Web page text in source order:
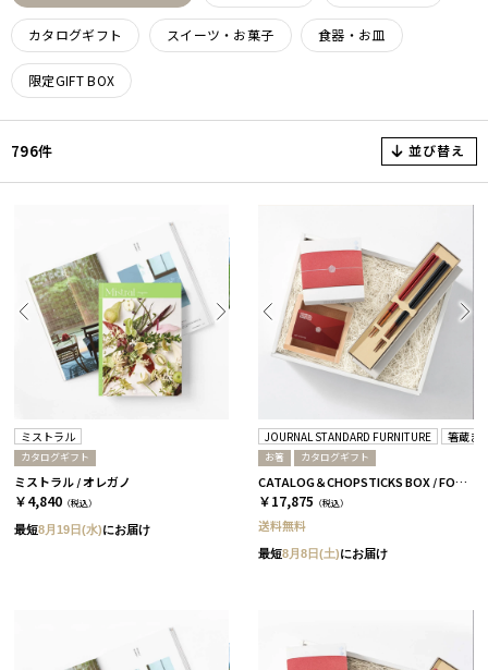
カタログギフト スイーツ・お菓子 食器・お皿
限定GIFT BOX
796件 並び替え
ミストラル
カタログギフト
ミストラル / オレガノ
￥4,840 （税込）
最短8月19日(水)にお届け
JOURNAL STANDARD FURNITURE 箸蔵ま
お箸 カタログギフト
CATALOG＆CHOPSTICKS BOX / FORMAL / 全3種 蘭
￥17,875 （税込）
送料無料
最短8月8日(土)にお届け